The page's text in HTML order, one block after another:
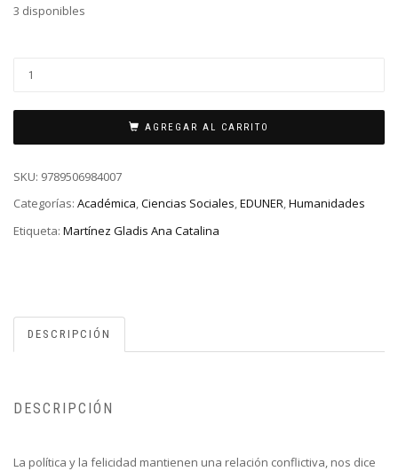
3 disponibles
AGREGAR AL CARRITO
SKU: 9789506984007
Categorías: Académica,Ciencias Sociales,EDUNER,Humanidades
Etiqueta: Martínez Gladis Ana Catalina
DESCRIPCIÓN
DESCRIPCIÓN
La política y la felicidad mantienen una relación conflictiva, nos dice